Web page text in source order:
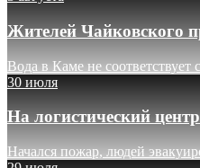
Жителей Чайковского
Вода в Каме не
30 июля
На логистический
Начался пожар, людей